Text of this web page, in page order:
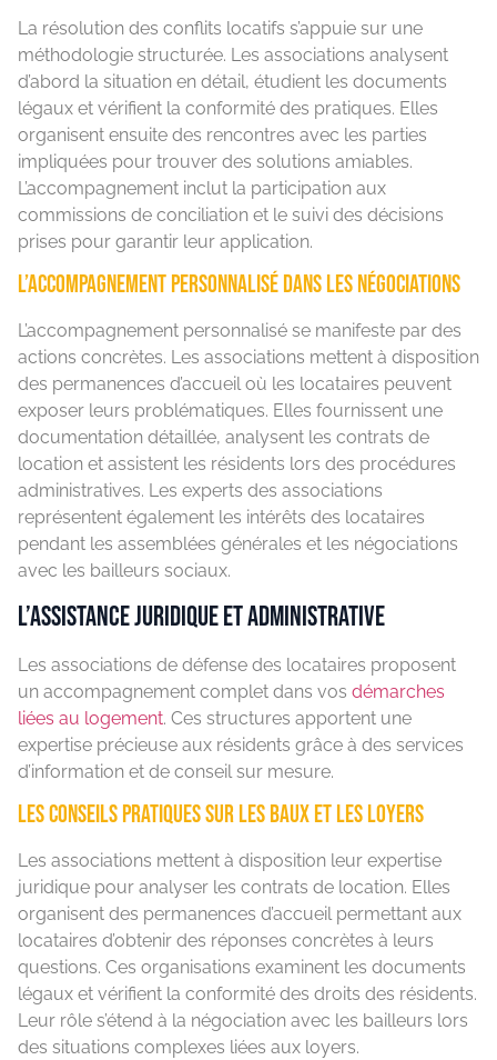
La résolution des conflits locatifs s’appuie sur une
méthodologie structurée. Les associations analysent
d’abord la situation en détail, étudient les documents
légaux et vérifient la conformité des pratiques. Elles
organisent ensuite des rencontres avec les parties
impliquées pour trouver des solutions amiables.
L’accompagnement inclut la participation aux
commissions de conciliation et le suivi des décisions
prises pour garantir leur application.
L’accompagnement personnalisé dans les négociations
L’accompagnement personnalisé se manifeste par des
actions concrètes. Les associations mettent à disposition
des permanences d’accueil où les locataires peuvent
exposer leurs problématiques. Elles fournissent une
documentation détaillée, analysent les contrats de
location et assistent les résidents lors des procédures
administratives. Les experts des associations
représentent également les intérêts des locataires
pendant les assemblées générales et les négociations
avec les bailleurs sociaux.
L’assistance juridique et administrative
Les associations de défense des locataires proposent
un accompagnement complet dans vos démarches
liées au logement. Ces structures apportent une
expertise précieuse aux résidents grâce à des services
d’information et de conseil sur mesure.
Les conseils pratiques sur les baux et les loyers
Les associations mettent à disposition leur expertise
juridique pour analyser les contrats de location. Elles
organisent des permanences d’accueil permettant aux
locataires d’obtenir des réponses concrètes à leurs
questions. Ces organisations examinent les documents
légaux et vérifient la conformité des droits des résidents.
Leur rôle s’étend à la négociation avec les bailleurs lors
des situations complexes liées aux loyers.